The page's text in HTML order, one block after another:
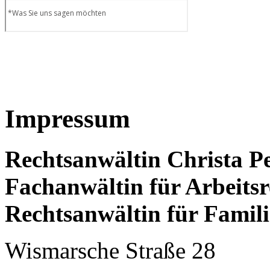
Impressum
Rechtsanwältin Christa
Fachanwältin für
Rechtsanwältin für
Wismarsche Straße 28